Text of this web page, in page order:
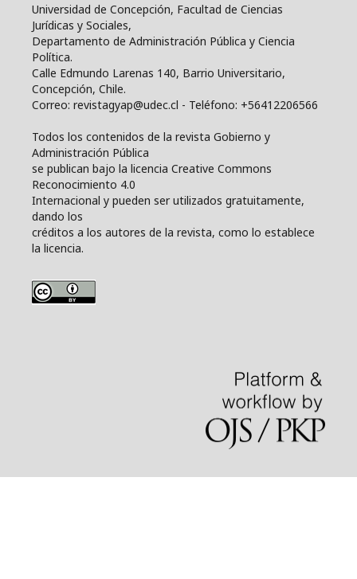
Universidad de Concepción, Facultad de Ciencias
Jurídicas y Sociales,
Departamento de Administración Pública y Ciencia
Política.
Calle Edmundo Larenas 140, Barrio Universitario,
Concepción, Chile.
Correo: revistagyap@udec.cl - Teléfono: +56412206566
Todos los contenidos de la revista Gobierno y
Administración Pública
se publican bajo la licencia Creative Commons
Reconocimiento 4.0
Internacional y pueden ser utilizados gratuitamente,
dando los
créditos a los autores de la revista, como lo establece
la licencia.